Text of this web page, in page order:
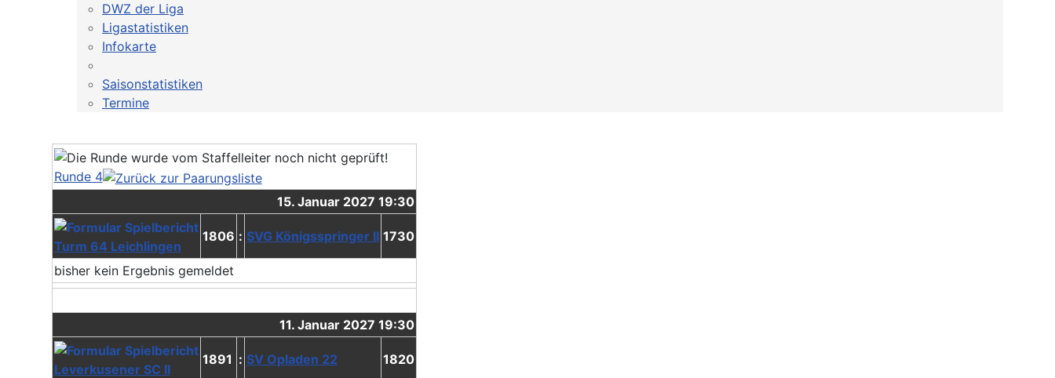
DWZ der Liga
Ligastatistiken
Infokarte
Saisonstatistiken
Termine
Runde 4
15. Januar 2027 19:30
Turm 64 Leichlingen
1806 : SVG Königsspringer II 1730
bisher kein Ergebnis gemeldet
11. Januar 2027 19:30
Leverkusener SC II
1891 : SV Opladen 22 1820